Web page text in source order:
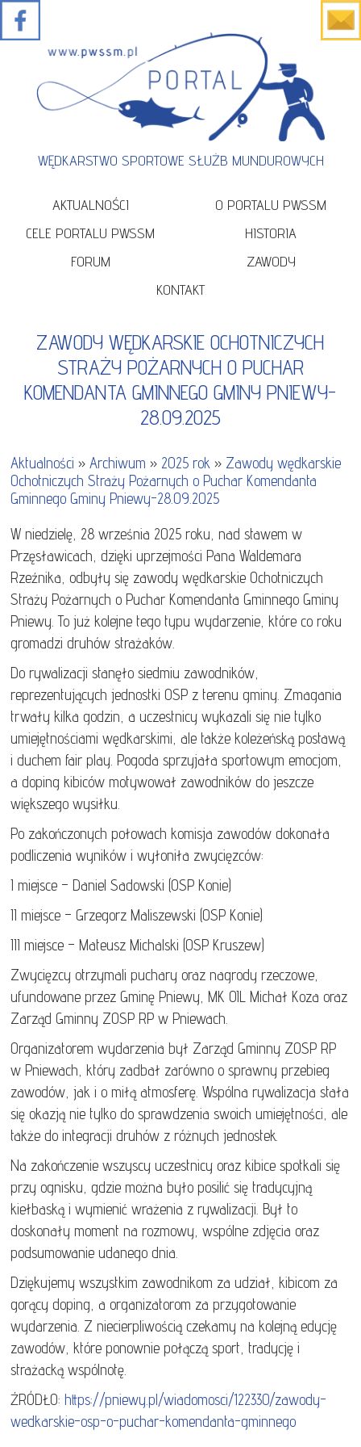
WĘDKARSTWO SPORTOWE SŁUŻB MUNDUROWYCH
AKTUALNOŚCI
O PORTALU PWSSM
CELE PORTALU PWSSM
HISTORIA
FORUM
ZAWODY
KONTAKT
ZAWODY WĘDKARSKIE OCHOTNICZYCH
STRAŻY POŻARNYCH O PUCHAR
KOMENDANTA GMINNEGO GMINY PNIEWY-
28.09.2025
Aktualności »Archiwum » 2025 rok » Zawody wędkarskie
Ochotniczych Straży Pożarnych o Puchar Komendanta
Gminnego Gminy Pniewy-28.09.2025
W niedzielę, 28 września 2025 roku, nad stawem w
Przęsławicach, dzięki uprzejmości Pana Waldemara
Rzeźnika, odbyły się zawody wędkarskie Ochotniczych
Straży Pożarnych o Puchar Komendanta Gminnego Gminy
Pniewy. To już kolejne tego typu wydarzenie, które co roku
gromadzi druhów strażaków.
Do rywalizacji stanęło siedmiu zawodników,
reprezentujących jednostki OSP z terenu gminy. Zmagania
trwały kilka godzin, a uczestnicy wykazali się nie tylko
umiejętnościami wędkarskimi, ale także koleżeńską postawą
i duchem fair play. Pogoda sprzyjała sportowym emocjom,
a doping kibiców motywował zawodników do jeszcze
większego wysiłku.
Po zakończonych połowach komisja zawodów dokonała
podliczenia wyników i wyłoniła zwycięzców:
I miejsce – Daniel Sadowski (OSP Konie)
II miejsce – Grzegorz Maliszewski (OSP Konie)
III miejsce – Mateusz Michalski (OSP Kruszew)
Zwycięzcy otrzymali puchary oraz nagrody rzeczowe,
ufundowane przez Gminę Pniewy, MK OIL Michał Koza oraz
Zarząd Gminny ZOSP RP w Pniewach.
Organizatorem wydarzenia był Zarząd Gminny ZOSP RP
w Pniewach, który zadbał zarówno o sprawny przebieg
zawodów, jak i o miłą atmosferę. Wspólna rywalizacja stała
się okazją nie tylko do sprawdzenia swoich umiejętności, ale
także do integracji druhów z różnych jednostek.
Na zakończenie wszyscy uczestnicy oraz kibice spotkali się
przy ognisku, gdzie można było posilić się tradycyjną
kiełbaską i wymienić wrażenia z rywalizacji. Był to
doskonały moment na rozmowy, wspólne zdjęcia oraz
podsumowanie udanego dnia.
Dziękujemy wszystkim zawodnikom za udział, kibicom za
gorący doping, a organizatorom za przygotowanie
wydarzenia. Z niecierpliwością czekamy na kolejną edycję
zawodów, które ponownie połączą sport, tradycję i
strażacką wspólnotę.
ŹRÓDŁO: https://pniewy.pl/wiadomosci/122330/zawody-
wedkarskie-osp-o-puchar-komendanta-gminnego